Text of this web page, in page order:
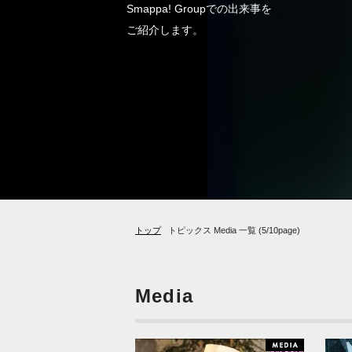
Smappa! Groupでの出来事を
ご紹介します。
トップ トピックス Media 一覧 (5/10page)
Media